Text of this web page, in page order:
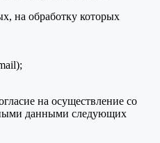
на обработку которых
на осуществление со
данными следующих